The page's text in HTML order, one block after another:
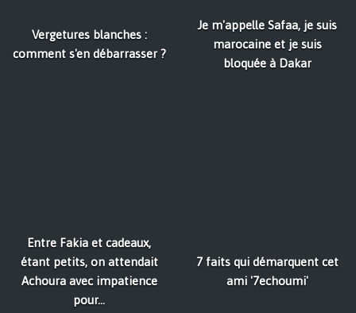
Vergetures blanches :
comment s'en débarrasser ?
Je m'appelle Safaa, je suis
marocaine et je suis
bloquée à Dakar
Entre Fakia et cadeaux,
étant petits, on attendait
Achoura avec impatience
pour...
7 faits qui démarquent cet
ami '7echoumi'